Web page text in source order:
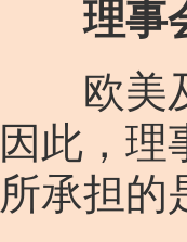
理事
欧美及
因此，理
所承担的